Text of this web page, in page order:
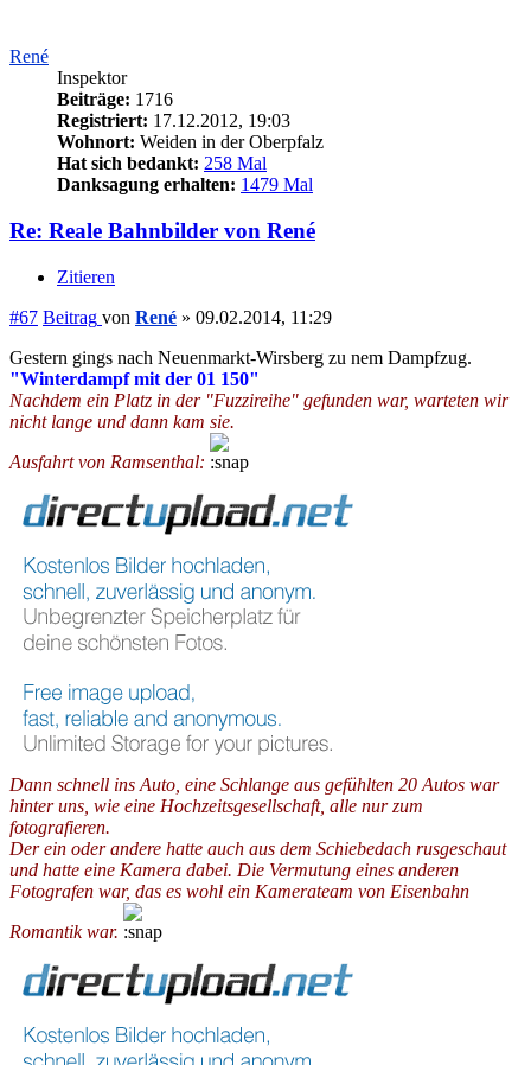
René
Inspektor
Beiträge: 1716
Registriert: 17.12.2012, 19:03
Wohnort: Weiden in der Oberpfalz
Hat sich bedankt: 258 Mal
Danksagung erhalten: 1479 Mal
Re: Reale Bahnbilder von René
Zitieren
#67 Beitrag von René » 09.02.2014, 11:29
Gestern gings nach Neuenmarkt-Wirsberg zu nem Dampfzug.
"Winterdampf mit der 01 150"
Nachdem ein Platz in der "Fuzzireihe" gefunden war, warteten wir
nicht lange und dann kam sie.
Ausfahrt von Ramsenthal:
Dann schnell ins Auto, eine Schlange aus gefühlten 20 Autos war
hinter uns, wie eine Hochzeitsgesellschaft, alle nur zum
fotografieren.
Der ein oder andere hatte auch aus dem Schiebedach rusgeschaut
und hatte eine Kamera dabei. Die Vermutung eines anderen
Fotografen war, das es wohl ein Kamerateam von Eisenbahn
Romantik war.